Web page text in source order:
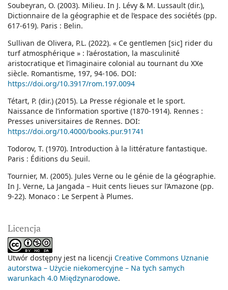
Soubeyran, O. (2003). Milieu. In J. Lévy & M. Lussault (dir.),
Dictionnaire de la géographie et de l’espace des sociétés (pp.
617-619). Paris : Belin.
Sullivan de Olivera, P.L. (2022). « Ce gentlemen [sic] rider du
turf atmosphérique » : l’aérostation, la masculinité
aristocratique et l’imaginaire colonial au tournant du XXe
siècle. Romantisme, 197, 94-106. DOI:
https://doi.org/10.3917/rom.197.0094
Tétart, P. (dir.) (2015). La Presse régionale et le sport.
Naissance de l’information sportive (1870-1914). Rennes :
Presses universitaires de Rennes. DOI:
https://doi.org/10.4000/books.pur.91741
Todorov, T. (1970). Introduction à la littérature fantastique.
Paris : Éditions du Seuil.
Tournier, M. (2005). Jules Verne ou le génie de la géographie.
In J. Verne, La Jangada – Huit cents lieues sur l’Amazone (pp.
9-22). Monaco : Le Serpent à Plumes.
Licencja
Utwór dostępny jest na licencji Creative Commons Uznanie
autorstwa – Użycie niekomercyjne – Na tych samych
warunkach 4.0 Międzynarodowe.